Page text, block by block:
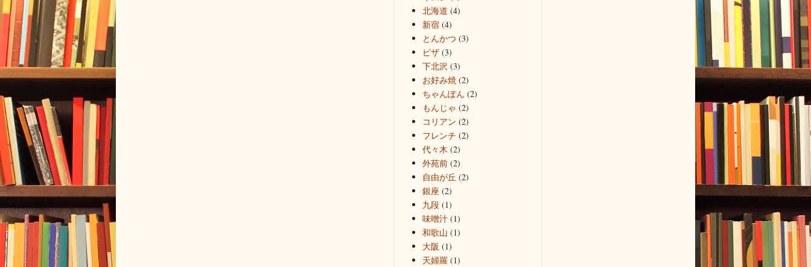
北海道 (4)
新宿 (4)
とんかつ (3)
ピザ (3)
下北沢 (3)
お好み焼 (2)
ちゃんぽん (2)
もんじゃ (2)
コリアン (2)
フレンチ (2)
代々木 (2)
外苑前 (2)
自由が丘 (2)
銀座 (2)
九段 (1)
味噌汁 (1)
和歌山 (1)
大阪 (1)
天婦羅 (1)